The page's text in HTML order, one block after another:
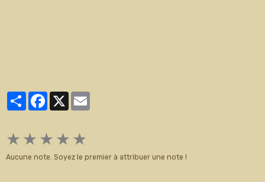
PartagerFacebook
★ ★ ★ ★ ★
Aucune note. Soyez le premier à attribuer une note !